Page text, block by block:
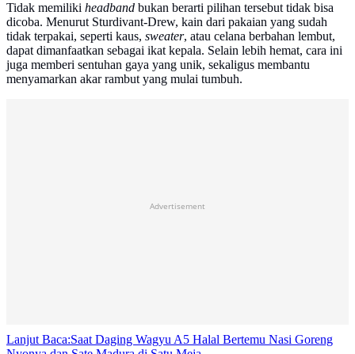
Tidak memiliki headband bukan berarti pilihan tersebut tidak bisa
dicoba. Menurut Sturdivant-Drew, kain dari pakaian yang sudah
tidak terpakai, seperti kaus, sweater, atau celana berbahan lembut,
dapat dimanfaatkan sebagai ikat kepala. Selain lebih hemat, cara ini
juga memberi sentuhan gaya yang unik, sekaligus membantu
menyamarkan akar rambut yang mulai tumbuh.
Advertisement
Lanjut Baca:Saat Daging Wagyu A5 Halal Bertemu Nasi Goreng